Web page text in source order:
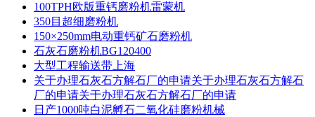
100TPH欧版重钙磨粉机雷蒙机
350目超细磨粉机
150×250mm电动重钙矿石磨粉机
石灰石磨粉机BG120400
大型工程输送带上海
关于办理石灰石方解石厂的申请关于办理石灰石方解石
厂的申请关于办理石灰石方解石厂的申请
日产1000吨白泥孵石二氧化硅磨粉机械